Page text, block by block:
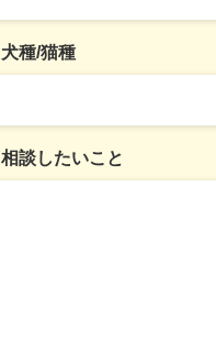
犬種/猫種
相談したいこと